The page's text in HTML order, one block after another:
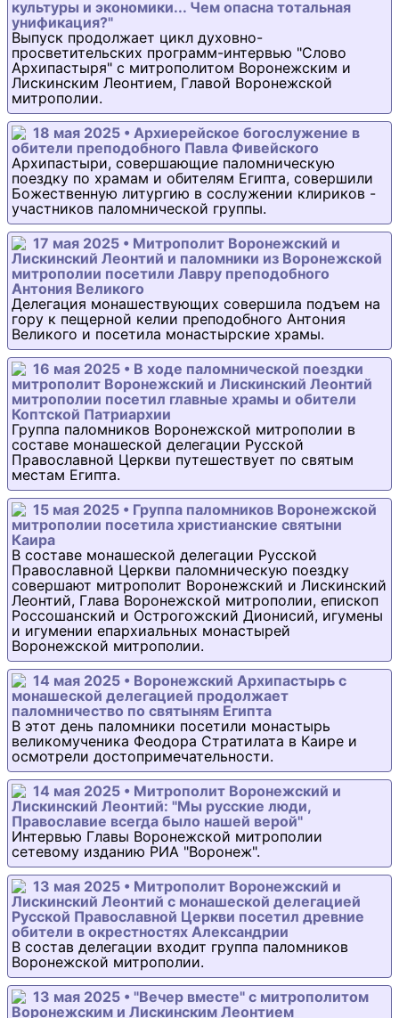
культуры и экономики... Чем опасна тотальная
унификация?"
Выпуск продолжает цикл духовно-
просветительских программ-интервью "Слово
Архипастыря" с митрополитом Воронежским и
Лискинским Леонтием, Главой Воронежской
митрополии.
18 мая 2025 • Архиерейское богослужение в
обители преподобного Павла Фивейского
Архипастыри, совершающие паломническую
поездку по храмам и обителям Египта, совершили
Божественную литургию в сослужении клириков -
участников паломнической группы.
17 мая 2025 • Митрополит Воронежский и
Лискинский Леонтий и паломники из Воронежской
митрополии посетили Лавру преподобного
Антония Великого
Делегация монашествующих совершила подъем на
гору к пещерной келии преподобного Антония
Великого и посетила монастырские храмы.
16 мая 2025 • В ходе паломнической поездки
митрополит Воронежский и Лискинский Леонтий
митрополии посетил главные храмы и обители
Коптской Патриархии
Группа паломников Воронежской митрополии в
составе монашеской делегации Русской
Православной Церкви путешествует по святым
местам Египта.
15 мая 2025 • Группа паломников Воронежской
митрополии посетила христианские святыни
Каира
В составе монашеской делегации Русской
Православной Церкви паломническую поездку
совершают митрополит Воронежский и Лискинский
Леонтий, Глава Воронежской митрополии, епископ
Россошанский и Острогожский Дионисий, игумены
и игумении епархиальных монастырей
Воронежской митрополии.
14 мая 2025 • Воронежский Архипастырь с
монашеской делегацией продолжает
паломничество по святыням Египта
В этот день паломники посетили монастырь
великомученика Феодора Стратилата в Каире и
осмотрели достопримечательности.
14 мая 2025 • Митрополит Воронежский и
Лискинский Леонтий: "Мы русские люди,
Православие всегда было нашей верой"
Интервью Главы Воронежской митрополии
сетевому изданию РИА "Воронеж".
13 мая 2025 • Митрополит Воронежский и
Лискинский Леонтий с монашеской делегацией
Русской Православной Церкви посетил древние
обители в окрестностях Александрии
В состав делегации входит группа паломников
Воронежской митрополии.
13 мая 2025 • "Вечер вместе" с митрополитом
Воронежским и Лискинским Леонтием